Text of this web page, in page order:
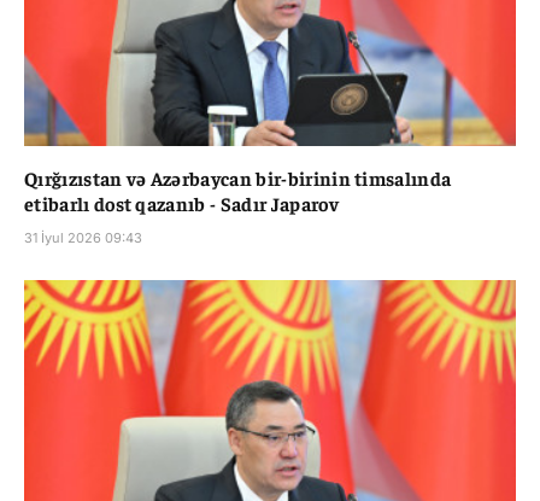
Qırğızıstan və Azərbaycan bir-birinin timsalında
etibarlı dost qazanıb - Sadır Japarov
31 İyul 2026 09:43